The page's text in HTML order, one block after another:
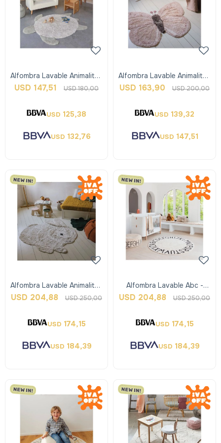
Alfombra Lavable Animalitos
- Turtle - Lorena Canals
USD 147,51 USD180,00
USD 125,38
USD 132,76
Alfombra Lavable Animalitos
- Butterfly - Lorena Canals
USD 163,90 USD200,00
USD 139,32
USD 147,51
Alfombra Lavable Animalitos
- Bunny - Lorena Canals
USD 204,88 USD250,00
USD 174,15
USD 184,39
Alfombra Lavable Abc -
Natural - Lorena Canals
USD 204,88 USD250,00
USD 174,15
USD 184,39